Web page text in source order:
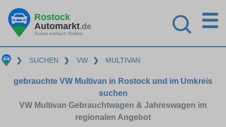
Rostock
Automarkt.de
Autos einfach finden
☰
❯ SUCHEN ❯ VW ❯ MULTIVAN
gebrauchte VW Multivan in Rostock und im Umkreis
suchen
VW Multivan Gebrauchtwagen & Jahreswagen im
regionalen Angebot